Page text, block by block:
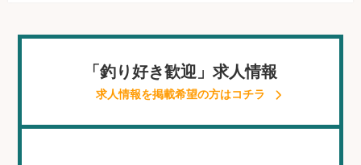
「釣り好き歓迎」求人情報
求人情報を掲載希望の方はコチラ